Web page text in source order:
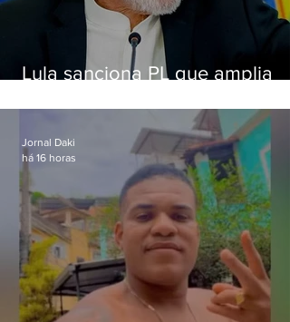
Lula sanciona PL que amplia
crianças
Jornal Daki
há 16 horas